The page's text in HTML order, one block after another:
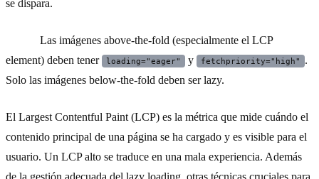
se dispara.
Las imágenes above-the-fold (especialmente el LCP
element) deben tener
loading="eager" y fetchpriority="high"
.
Solo las imágenes below-the-fold deben ser lazy.
El Largest Contentful Paint (LCP) es la métrica que mide cuándo el
contenido principal de una página se ha cargado y es visible para el
usuario. Un LCP alto se traduce en una mala experiencia. Además
de la gestión adecuada del lazy loading, otras técnicas cruciales para